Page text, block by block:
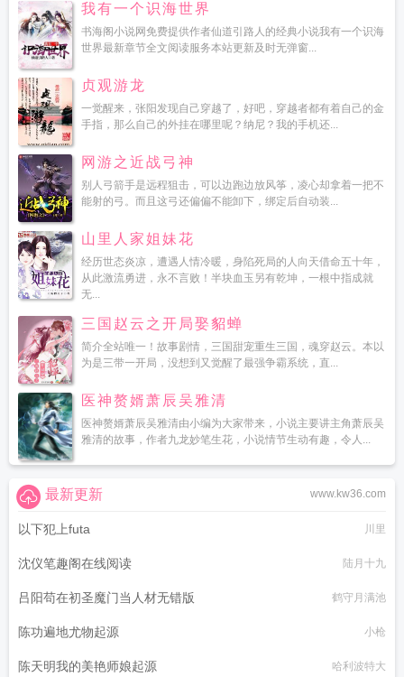
我有一个识海世界
书海阁小说网免费提供作者仙道引路人的经典小说我有一个识海
世界最新章节全文阅读服务本站更新及时无弹窗...
贞观游龙
一觉醒来，张阳发现自己穿越了，好吧，穿越者都有着自己的金
手指，那么自己的外挂在哪里呢？纳尼？我的手机还...
网游之近战弓神
别人弓箭手是远程狙击，可以边跑边放风筝，凌心却拿着一把不
能射的弓。而且这弓还偏偏不能卸下，绑定后自动装...
山里人家姐妹花
经历世态炎凉，遭遇人情冷暖，身陷死局的人向天借命五十年，
从此激流勇进，永不言败！半块血玉另有乾坤，一根中指成就
无...
三国赵云之开局娶貂蝉
简介全站唯一！故事剧情，三国甜宠重生三国，魂穿赵云。本以
为是三带一开局，没想到又觉醒了最强争霸系统，直...
医神赘婿萧辰吴雅清
医神赘婿萧辰吴雅清由小编为大家带来，小说主要讲主角萧辰吴
雅清的故事，作者九龙妙笔生花，小说情节生动有趣，令人...
www.kw36.com
最新更新
以下犯上futa 川里
沈仪笔趣阁在线阅读 陆月十九
吕阳苟在初圣魔门当人材无错版 鹤守月满池
陈功遍地尤物起源 小枪
陈天明我的美艳师娘起源 哈利波特大